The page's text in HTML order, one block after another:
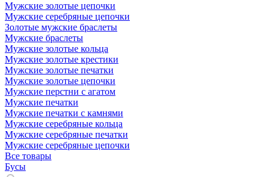
Мужские золотые цепочки
Мужские серебряные цепочки
Золотые мужские браслеты
Мужские браслеты
Мужские золотые кольца
Мужские золотые крестики
Мужские золотые печатки
Мужские золотые цепочки
Мужские перстни с агатом
Мужские печатки
Мужские печатки с камнями
Мужские серебряные кольца
Мужские серебряные печатки
Мужские серебряные цепочки
Все товары
Бусы